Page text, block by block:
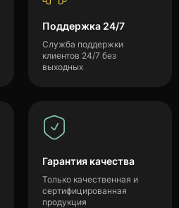
Поддержка 24/7
Служба поддержки
клиентов 24/7 без
выходных
Гарантия качества
Только качественная и
сертифицированная
продукция